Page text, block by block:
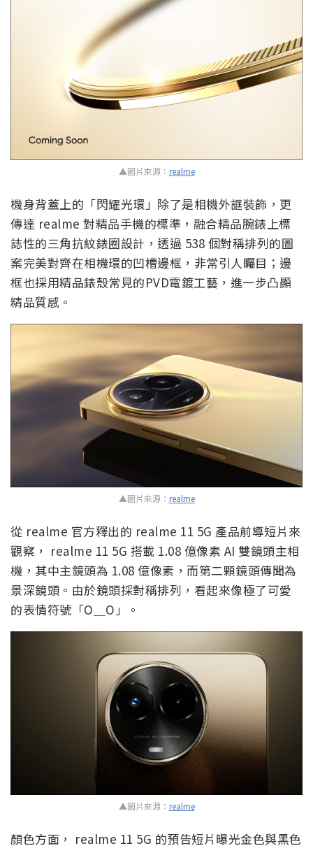
▲圖片來源： realme
機身背蓋上的「閃耀光環」除了是相機外誆裝飾，更
傳達 realme 對精品手機的標準，融合精品腕錶上標
誌性的三角抗紋錶圈設計，透過 538 個對稱排列的圖
案完美對齊在相機環的凹槽邊框，非常引人矚目；邊
框也採用精品錶殼常見的PVD電鍍工藝，進一步凸顯
精品質感。
▲圖片來源： realme
從 realme 官方釋出的 realme 11 5G 產品前導短片來
觀察， realme 11 5G 搭載 1.08 億像素 AI 雙鏡頭主相
機，其中主鏡頭為 1.08 億像素，而第二顆鏡頭傳聞為
景深鏡頭。由於鏡頭採對稱排列，看起來像極了可愛
的表情符號「O＿O」。
▲圖片來源： realme
顏色方面， realme 11 5G 的預告短片曝光金色與黑色